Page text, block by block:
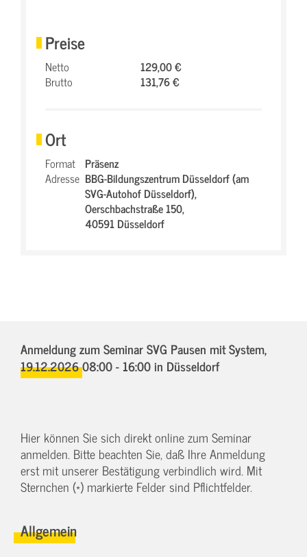
Preise
Netto
129,00 €
Brutto
131,76 €
Ort
Format Präsenz
Adresse BBG-Bildungszentrum Düsseldorf (am
SVG-Autohof Düsseldorf),
Oerschbachstraße 150,
40591 Düsseldorf
Anmeldung zum Seminar SVG Pausen mit System,
19.12.2026 08:00 - 16:00in Düsseldorf
Hier können Sie sich direkt online zum Seminar
anmelden. Bitte beachten Sie, daß Ihre Anmeldung
erst mit unserer Bestätigung verbindlich wird. Mit
Sternchen (*) markierte Felder sind Pflichtfelder.
Allgemein